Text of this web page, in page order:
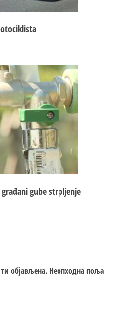
gube strpljenje
објављена. Неопходна поља